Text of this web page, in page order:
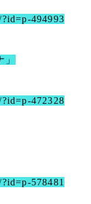
494993
472328
578481